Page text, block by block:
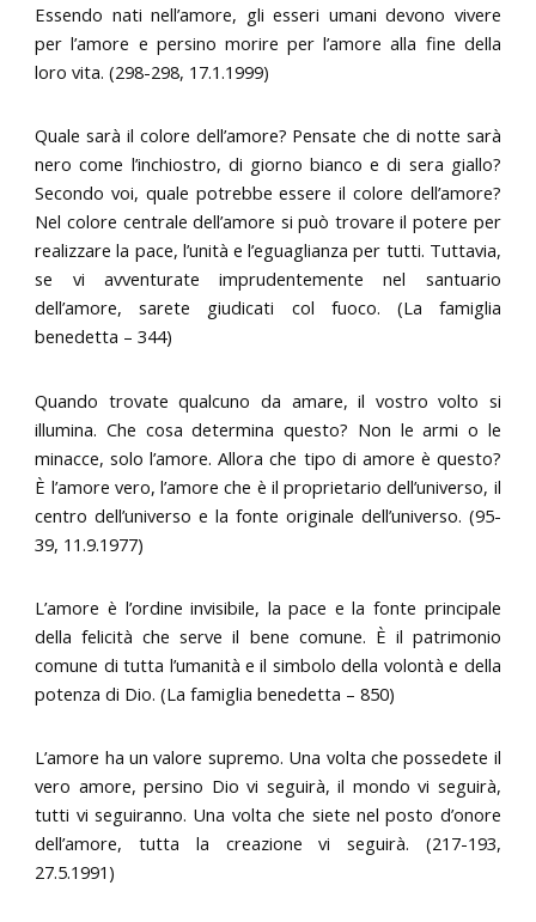
Essendo nati nell’amore, gli esseri umani devono vivere
per l’amore e persino morire per l’amore alla fine della
loro vita. (298-298, 17.1.1999)
Quale sarà il colore dell’amore? Pensate che di notte sarà
nero come l’inchiostro, di giorno bianco e di sera giallo?
Secondo voi, quale potrebbe essere il colore dell’amore?
Nel colore centrale dell’amore si può trovare il potere per
realizzare la pace, l’unità e l’eguaglianza per tutti. Tuttavia,
se vi avventurate imprudentemente nel santuario
dell’amore, sarete giudicati col fuoco. (La famiglia
benedetta – 344)
Quando trovate qualcuno da amare, il vostro volto si
illumina. Che cosa determina questo? Non le armi o le
minacce, solo l’amore. Allora che tipo di amore è questo?
È l’amore vero, l’amore che è il proprietario dell’universo, il
centro dell’universo e la fonte originale dell’universo. (95-
39, 11.9.1977)
L’amore è l’ordine invisibile, la pace e la fonte principale
della felicità che serve il bene comune. È il patrimonio
comune di tutta l’umanità e il simbolo della volontà e della
potenza di Dio. (La famiglia benedetta – 850)
L’amore ha un valore supremo. Una volta che possedete il
vero amore, persino Dio vi seguirà, il mondo vi seguirà,
tutti vi seguiranno. Una volta che siete nel posto d’onore
dell’amore, tutta la creazione vi seguirà. (217-193,
27.5.1991)